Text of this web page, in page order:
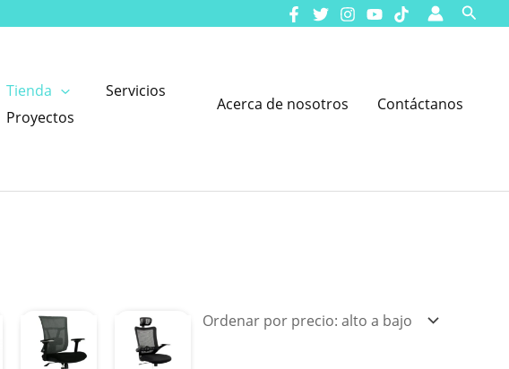
Tienda
Servicios
Proyectos
Acerca de nosotros Contáctanos